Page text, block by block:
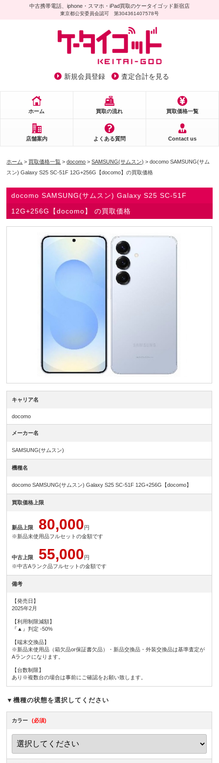
中古携帯電話、iphone・スマホ・iPad買取のケータイゴッド新宿店
東京都公安委員会認可 第304361407578号
新規会員登録 査定合計を見る
ホーム 買取の流れ 買取価格一覧
店舗案内 よくある質問 Contact us
ホーム > 買取価格一覧 >docomo >SAMSUNG(サムスン) > docomo SAMSUNG(サム
スン) Galaxy S25 SC-51F 12G+256G【docomo】の買取価格
docomo SAMSUNG(サムスン) Galaxy S25 SC-51F
12G+256G【docomo】 の買取価格
キャリア名
docomo
メーカー名
SAMSUNG(サムスン)
機種名
docomo SAMSUNG(サムスン) Galaxy S25 SC-51F 12G+256G【docomo】
買取価格上限
新品上限 80,000円
※新品未使用品フルセットの金額です
中古上限 55,000円
※中古Aランク品フルセットの金額です
備考
【発売日】
2025年2月
【利用制限減額】
『▲』判定 -50%
【端末交換品】
※新品未使用品（箱欠品or保証書欠品）・新品交換品・外装交換品は基準査定が
Aランクになります。
【台数制限】
あり※複数台の場合は事前にご確認をお願い致します。
▼機種の状態を選択してください
カラー (必須)